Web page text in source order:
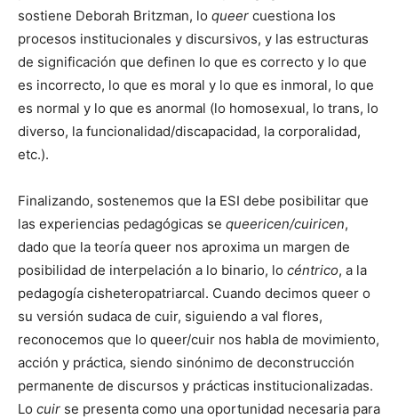
sostiene Deborah Britzman, lo queer cuestiona los
procesos institucionales y discursivos, y las estructuras
de significación que definen lo que es correcto y lo que
es incorrecto, lo que es moral y lo que es inmoral, lo que
es normal y lo que es anormal (lo homosexual, lo trans, lo
diverso, la funcionalidad/discapacidad, la corporalidad,
etc.).
Finalizando, sostenemos que la ESI debe posibilitar que
las experiencias pedagógicas se queericen/cuiricen,
dado que la teoría queer nos aproxima un margen de
posibilidad de interpelación a lo binario, lo céntrico, a la
pedagogía cisheteropatriarcal. Cuando decimos queer o
su versión sudaca de cuir, siguiendo a val flores,
reconocemos que lo queer/cuir nos habla de movimiento,
acción y práctica, siendo sinónimo de deconstrucción
permanente de discursos y prácticas institucionalizadas.
Lo cuir se presenta como una oportunidad necesaria para